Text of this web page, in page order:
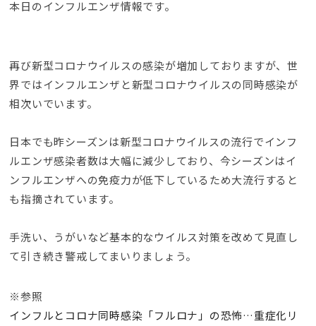
本日のインフルエンザ情報です。
再び新型コロナウイルスの感染が増加しておりますが、世
界ではインフルエンザと新型コロナウイルスの同時感染が
相次いでいます。
日本でも昨シーズンは新型コロナウイルスの流行でインフ
ルエンザ感染者数は大幅に減少しており、今シーズンはイ
ンフルエンザへの免疫力が低下しているため大流行すると
も指摘されています。
手洗い、うがいなど基本的なウイルス対策を改めて見直し
て引き続き警戒してまいりましょう。
※参照
インフルとコロナ同時感染「フルロナ」の恐怖…重症化リ